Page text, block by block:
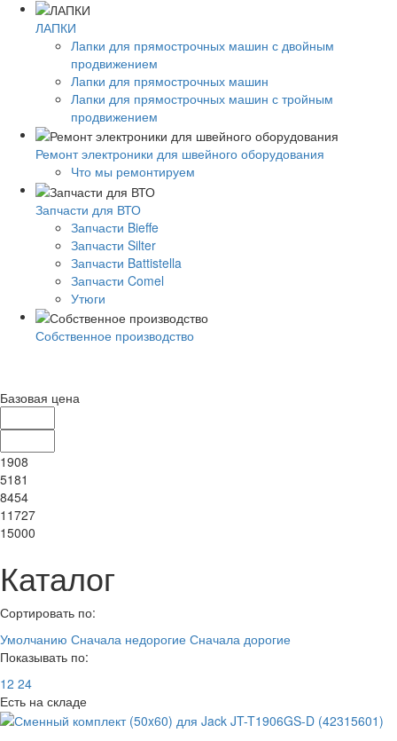
ЛАПКИ
Лапки для прямострочных машин с двойным
продвижением
Лапки для прямострочных машин
Лапки для прямострочных машин с тройным
продвижением
Ремонт электроники для швейного оборудования
Что мы ремонтируем
Запчасти для ВТО
Запчасти Bieffe
Запчасти Silter
Запчасти Battistella
Запчасти Comel
Утюги
Собственное производство
Базовая цена
1908
5181
8454
11727
15000
Каталог
Сортировать по:
Умолчанию Сначала недорогие Сначала дорогие
Показывать по:
12 24
Есть на складе